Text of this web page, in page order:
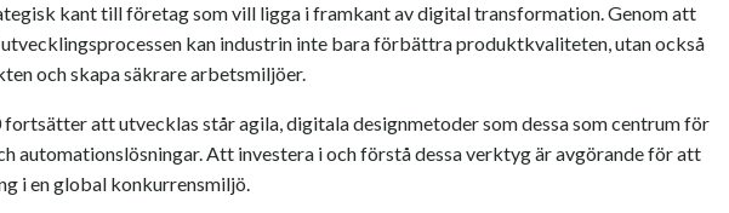
kant till företag som vill ligga i framkant av digital transformation. Genom att
kan industrin inte bara förbättra produktkvaliteten, utan också
och skapa säkrare arbetsmiljöer.
att utvecklas står agila, digitala designmetoder som dessa som centrum för
automationslösningar. Att investera i och förstå dessa verktyg är avgörande för att
i en global konkurrensmiljö.